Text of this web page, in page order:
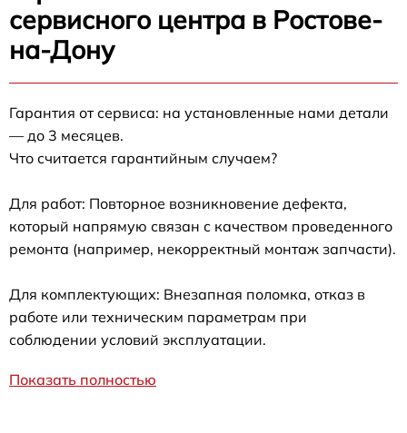
сервисного центра в Ростове-
на-Дону
Гарантия от сервиса: на установленные нами детали
— до 3 месяцев.
Что считается гарантийным случаем?
Для работ: Повторное возникновение дефекта,
который напрямую связан с качеством проведенного
ремонта (например, некорректный монтаж запчасти).
Для комплектующих: Внезапная поломка, отказ в
работе или техническим параметрам при
соблюдении условий эксплуатации.
Показать полностью